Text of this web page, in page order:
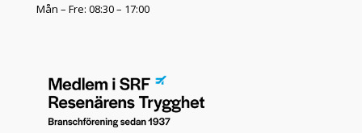
Mån – Fre: 08:30 – 17:00